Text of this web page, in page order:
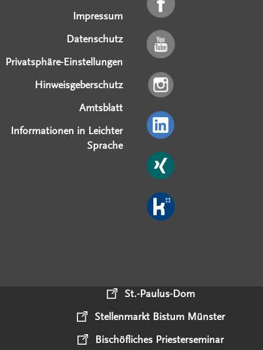
Impressum
Datenschutz
Privatsphäre-Einstellungen
Hinweisgeberschutz
Amtsblatt
Informationen in Leichter
Sprache
St.-Paulus-Dom
Stellenmarkt Bistum Münster
Bischöfliches Priesterseminar